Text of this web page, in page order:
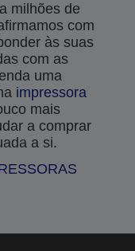
milhões de
com
às suas
com as
uma
impressora
mais
a comprar
a si.